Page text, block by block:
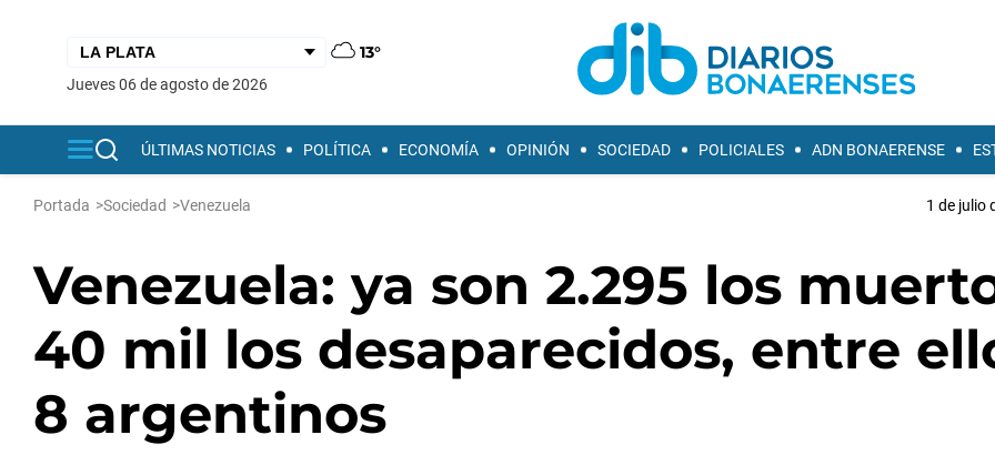
13°
jueves 06 de agosto de 2026
ÚLTIMAS NOTICIAS POLÍTICA ECONOMÍA OPINIÓN SOCIEDAD POLICIALES ADN BONAERENSE
Portada >Sociedad >Venezuela 1 de julio
Venezuela: ya son 2.295 los
40 mil los desaparecidos, entre
8 argentinos